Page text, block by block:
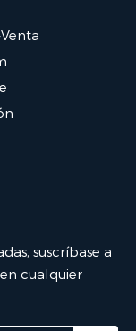
suscríbase a
cualquier